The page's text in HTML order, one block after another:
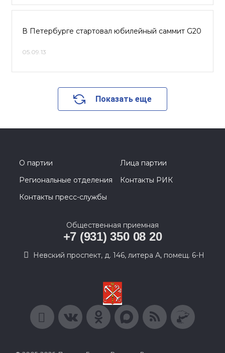
В Петербурге стартовал юбилейный саммит G20
05.09.13
Показать еще
О партии
Лица партии
Региональные отделения
Контакты РИК
Контакты пресс-службы
Общественная приемная
+7 (931) 350 08 20
Невский проспект, д. 146, литера А, помещ. 6-Н